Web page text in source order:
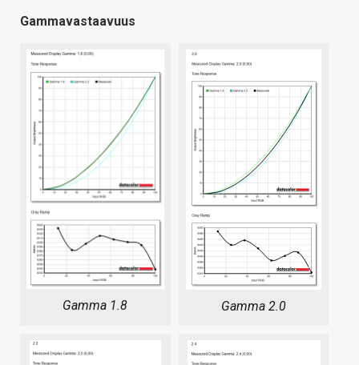
Gammavastaavuus
Gamma 1.8 Gamma 2.0